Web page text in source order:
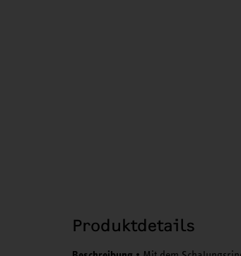
Produktdetails